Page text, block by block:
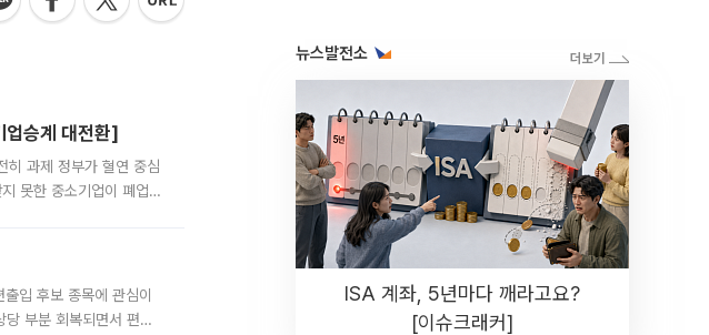
승계 대전환]
히 과제 정부가 혈연 중심
못한 중소기업이 폐업
입 후보 종목에 관심이
부분 회복되면서 편입
뉴스발전소
ISA 계좌, 5년마다 깨라고요?
[이슈크래커]